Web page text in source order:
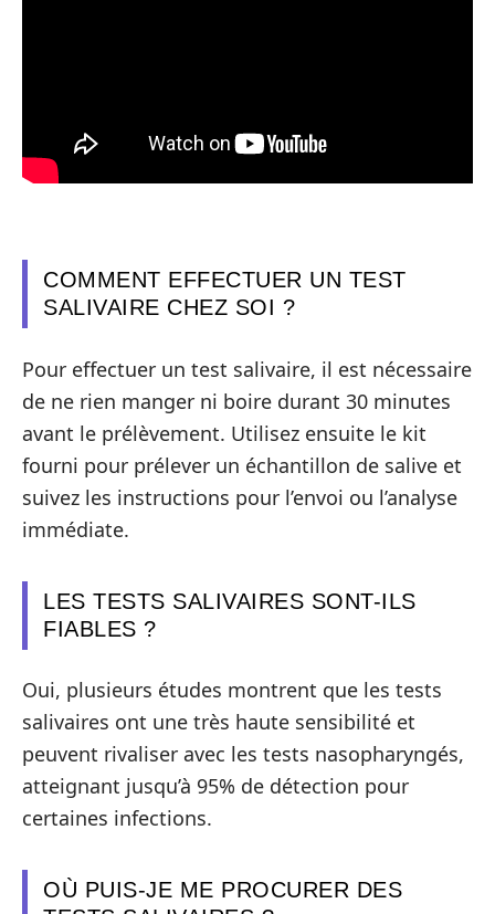
COMMENT EFFECTUER UN TEST
SALIVAIRE CHEZ SOI ?
Pour effectuer un test salivaire, il est nécessaire
de ne rien manger ni boire durant 30 minutes
avant le prélèvement. Utilisez ensuite le kit
fourni pour prélever un échantillon de salive et
suivez les instructions pour l’envoi ou l’analyse
immédiate.
LES TESTS SALIVAIRES SONT-ILS
FIABLES ?
Oui, plusieurs études montrent que les tests
salivaires ont une très haute sensibilité et
peuvent rivaliser avec les tests nasopharyngés,
atteignant jusqu’à 95% de détection pour
certaines infections.
OÙ PUIS-JE ME PROCURER DES